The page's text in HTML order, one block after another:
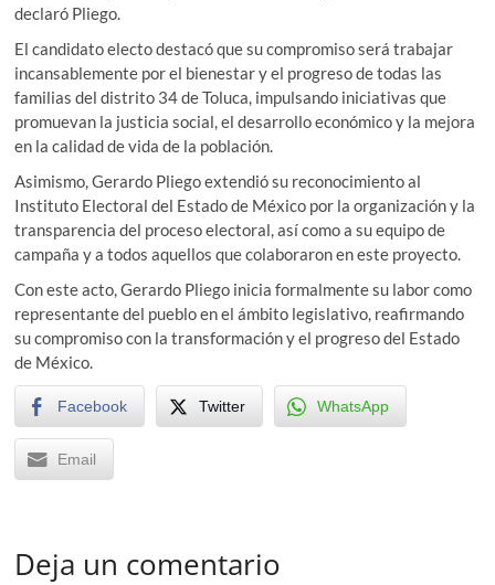
declaró Pliego.
El candidato electo destacó que su compromiso será trabajar
incansablemente por el bienestar y el progreso de todas las
familias del distrito 34 de Toluca, impulsando iniciativas que
promuevan la justicia social, el desarrollo económico y la mejora
en la calidad de vida de la población.
Asimismo, Gerardo Pliego extendió su reconocimiento al
Instituto Electoral del Estado de México por la organización y la
transparencia del proceso electoral, así como a su equipo de
campaña y a todos aquellos que colaboraron en este proyecto.
Con este acto, Gerardo Pliego inicia formalmente su labor como
representante del pueblo en el ámbito legislativo, reafirmando
su compromiso con la transformación y el progreso del Estado
de México.
Facebook Twitter WhatsApp
Email
Deja un comentario